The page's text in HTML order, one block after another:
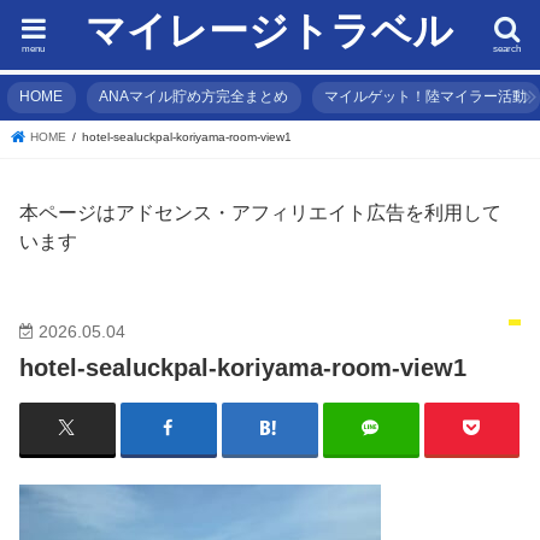
マイレージトラベル search
menu
HOME ANAマイル貯め方完全まとめ マイルゲット！陸マイラー活動
HOME hotel-sealuckpal-koriyama-room-view1
本ページはアドセンス・アフィリエイト広告を利用して
います
2026.05.04
hotel-sealuckpal-koriyama-room-view1